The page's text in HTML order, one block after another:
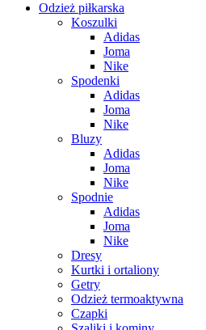
Odzież piłkarska
Koszulki
Adidas
Joma
Nike
Spodenki
Adidas
Joma
Nike
Bluzy
Adidas
Joma
Nike
Spodnie
Adidas
Joma
Nike
Dresy
Kurtki i ortaliony
Getry
Odzież termoaktywna
Czapki